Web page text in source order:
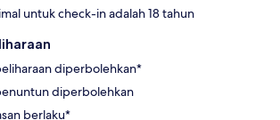
untuk check-in adalah 18 tahun
diperbolehkan*
diperbolehkan
berlaku*